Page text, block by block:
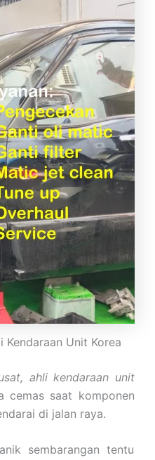
Unit Korea
ahli kendaraan unit
cemas saat komponen
di jalan raya.
sembarangan tentu